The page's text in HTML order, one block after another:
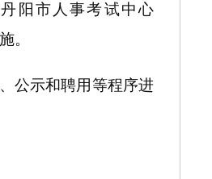
阳市人事考试中心
。
公示和聘用等程序进